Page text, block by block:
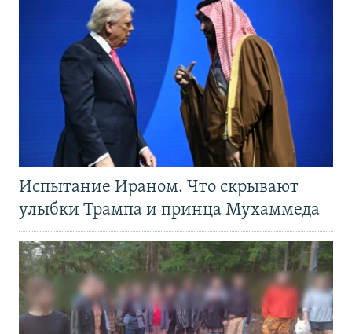
Испытание Ираном. Что скрывают
улыбки Трампа и принца Мухаммеда